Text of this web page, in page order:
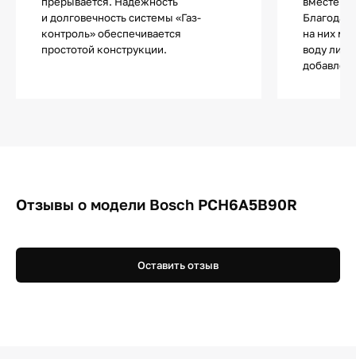
и долговечность системы «Газ-
контроль» обеспечивается
простотой конструкции.
на них
воду
Отзывы о модели Bosch PCH6A5B90R
Оставить отзыв